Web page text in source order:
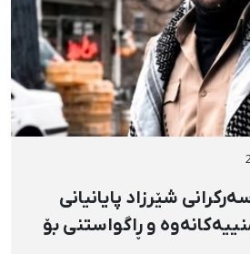
شێرزاد پایانیانی
و ڕاگواستنی بۆ